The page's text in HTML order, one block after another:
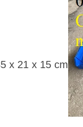
x 21 x 15 cm